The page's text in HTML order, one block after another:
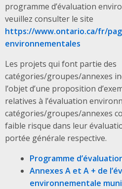
programme d’évaluation
veuillez consulter le site
https://www.ontario.ca/fr/
environnementales
Les projets qui font partie des
catégories/groupes/annexes
l’objet d’une proposition
relatives à l’évaluation
catégories/groupes/annexes
faible risque dans leur
portée générale respective.
Programme
Annexes A et A + de
environnementale